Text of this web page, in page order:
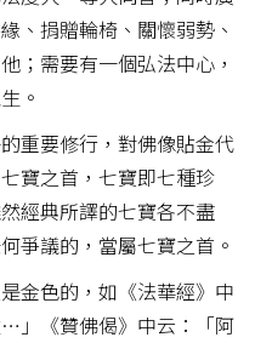
、捐贈輪椅、關懷弱勢、
；需要有一個弘法中心，
。
重要修行，對佛像貼金代
寶之首，七寶即七種珍
經典所譯的七寶各不盡
爭議的，當屬七寶之首。
金色的，如《法華經》中
」《贊佛偈》中云：「阿